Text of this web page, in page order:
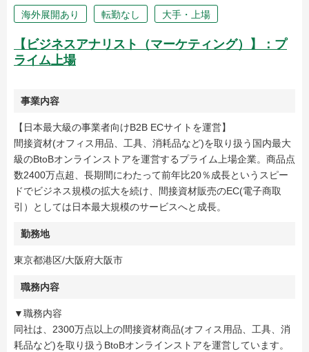
海外展開あり 転勤なし 大手・上場
【ビジネスアナリスト（マーケティング）】：プ
ライム上場
事業内容
【日本最大級の事業者向けB2B ECサイトを運営】
間接資材(オフィス用品、工具、消耗品など)を取り扱う国内最大
級のBtoBオンラインストアを運営するプライム上場企業。商品点
数2400万点超、長期間にわたって前年比20％成長というスピー
ドでビジネス規模の拡大を続け、間接資材販売のEC(電子商取
引）としては日本最大規模のサービスへと成長。
勤務地
東京都港区/大阪府大阪市
職務内容
▼職務内容
同社は、2300万点以上の間接資材商品(オフィス用品、工具、消
耗品など)を取り扱うBtoBオンラインストアを運営しています。